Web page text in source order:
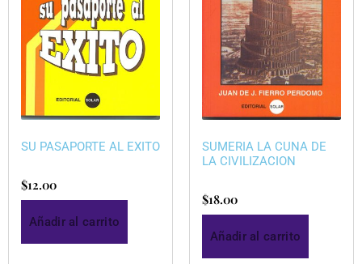
SU PASAPORTE AL EXITO
$12.00
Añadir al carrito
SUMERIA LA CUNA DE
LA CIVILIZACION
$18.00
Añadir al carrito